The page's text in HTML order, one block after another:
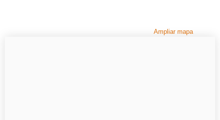
Ampliar mapa